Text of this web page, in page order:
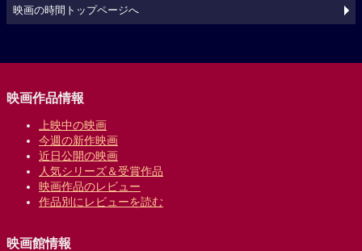
映画の時間トップページへ
映画作品情報
上映中の映画
今週の新作映画
近日公開の映画
人気シリーズ＆受賞作品
映画作品のレビュー
作品別にレビューを読む
映画館情報